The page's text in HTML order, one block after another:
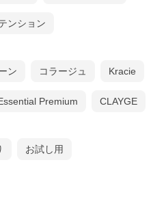
ンション
ン コラージュ Kracie
Premium CLAYGE
お試し用